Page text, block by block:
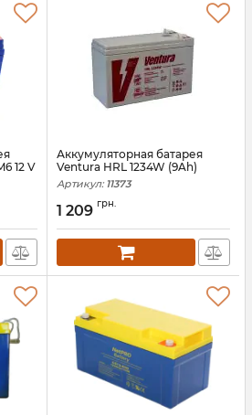
12 V
Аккумуляторная батарея
Ventura HRL 1234W (9Ah)
Артикул: 11373
1 209 грн.